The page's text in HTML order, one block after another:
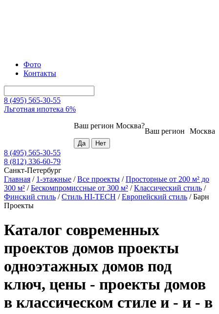
Фото
Контакты
8 (495) 565-30-55
Льготная ипотека 6%
Москва
Ваш регион
Ваш регион Москва?
8 (495) 565-30-55
8 (812) 336-60-79
Санкт-Петербург
Главная / 1-этажные /Все проекты /Просторные от 200 м² до
300 м² /Бескомпромиссные от 300 м² /Классический стиль /
Финский стиль /Стиль HI-TECH /Европейский стиль /Барн
Проекты
Каталог современных
проектов домов проекты
одноэтажных домов под
ключ, цены - проекты домов
в классическом стиле и - и - в